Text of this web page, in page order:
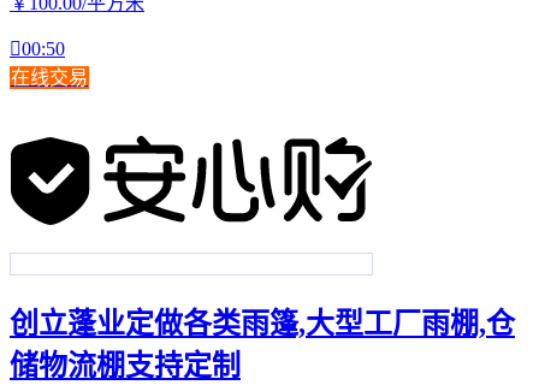
00:50
在线交易
创立蓬业定做各类雨篷,大型工厂雨棚,仓
储物流棚支持定制